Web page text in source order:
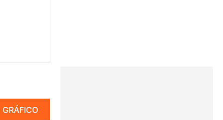
GRÁFICO